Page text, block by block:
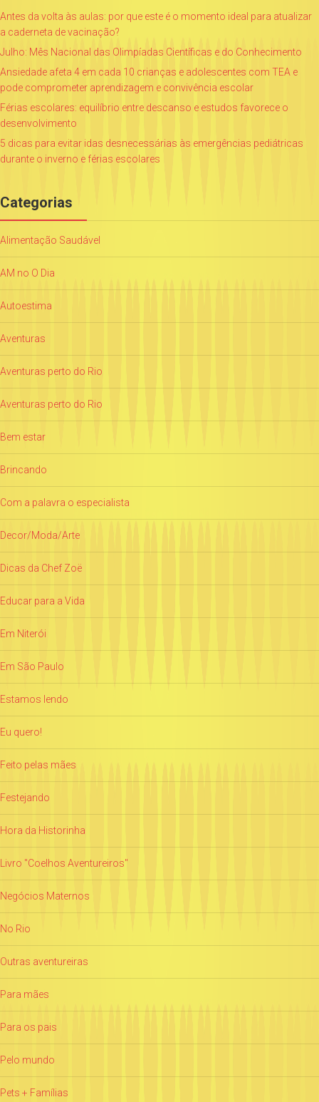
Antes da volta às aulas: por que este é o momento ideal para atualizar
a caderneta de vacinação?
Julho: Mês Nacional das Olimpíadas Científicas e do Conhecimento
Ansiedade afeta 4 em cada 10 crianças e adolescentes com TEA e
pode comprometer aprendizagem e convivência escolar
Férias escolares: equilíbrio entre descanso e estudos favorece o
desenvolvimento
5 dicas para evitar idas desnecessárias às emergências pediátricas
durante o inverno e férias escolares
Categorias
Alimentação Saudável
AM no O Dia
Autoestima
Aventuras
Aventuras perto do Rio
Aventuras perto do Rio
Bem estar
Brincando
Com a palavra o especialista
Decor/Moda/Arte
Dicas da Chef Zoë
Educar para a Vida
Em Niterói
Em São Paulo
Estamos lendo
Eu quero!
Feito pelas mães
Festejando
Hora da Historinha
Livro "Coelhos Aventureiros"
Negócios Maternos
No Rio
Outras aventureiras
Para mães
Para os pais
Pelo mundo
Pets + Famílias